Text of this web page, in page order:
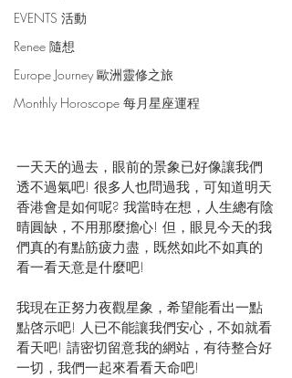
EVENTS 活動
Renee 隨想
Europe Journey 歐洲靈修之旅
Monthly Horoscope 每月星座運程
一天天的過去，眼前的景象已好像讓我們
透不過氣吧! 很多人也問過我，可知道明天
香港會是如何呢? 我當時在想，人生總有陰
晴圓缺，不用那麼擔心! 但，眼見今天的我
們真的有點筋疲力盡，既然如此不如真的
看一看天意是什麼吧!
我現在正努力夜觀星象，希望能看出一點
點啓示吧! 人已不能讓我們安心，不如就看
看天吧! 請密切留意我的網站，有待整合好
一切，我們一起來看看天命吧!